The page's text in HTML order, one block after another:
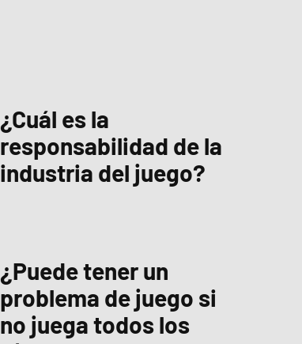
¿Cuál es la
responsabilidad de la
industria del juego?
¿Puede tener un
problema de juego si
no juega todos los